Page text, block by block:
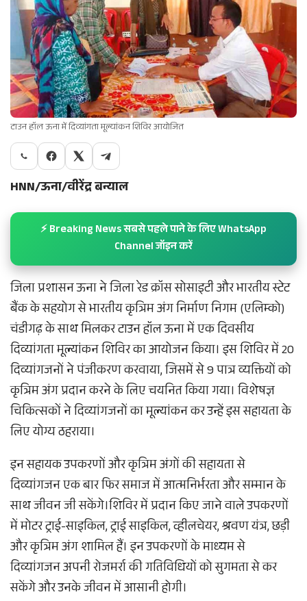
टाउन हॉल ऊना में दिव्यांगता मूल्यांकन शिविर आयोजित
HNN/ऊना/वीरेंद्र बन्याल
⚡ Breaking News सबसे पहले पाने के लिए WhatsApp
Channel जॉइन करें
जिला प्रशासन ऊना ने जिला रेड क्रॉस सोसाइटी और भारतीय स्टेट
बैंक के सहयोग से भारतीय कृत्रिम अंग निर्माण निगम (एलिम्को)
चंडीगढ़ के साथ मिलकर टाउन हॉल ऊना में एक दिवसीय
दिव्यांगता मूल्यांकन शिविर का आयोजन किया। इस शिविर में 20
दिव्यांगजनों ने पंजीकरण करवाया, जिसमें से 9 पात्र व्यक्तियों को
कृत्रिम अंग प्रदान करने के लिए चयनित किया गया। विशेषज्ञ
चिकित्सकों ने दिव्यांगजनों का मूल्यांकन कर उन्हें इस सहायता के
लिए योग्य ठहराया।
इन सहायक उपकरणों और कृत्रिम अंगों की सहायता से
दिव्यांगजन एक बार फिर समाज में आत्मनिर्भरता और सम्मान के
साथ जीवन जी सकेंगे।शिविर में प्रदान किए जाने वाले उपकरणों
में मोटर ट्राई-साइकिल, ट्राई साइकिल, व्हीलचेयर, श्रवण यंत्र, छड़ी
और कृत्रिम अंग शामिल हैं। इन उपकरणों के माध्यम से
दिव्यांगजन अपनी रोजमर्रा की गतिविधियों को सुगमता से कर
सकेंगे और उनके जीवन में आसानी होगी।